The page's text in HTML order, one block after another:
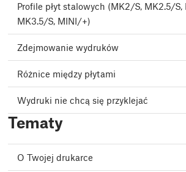
Profile płyt stalowych (MK2/S, MK2.5/
MK3.5/S, MINI/+)
Zdejmowanie wydruków
Różnice między płytami
Wydruki nie chcą się przyklejać
Tematy
O Twojej drukarce